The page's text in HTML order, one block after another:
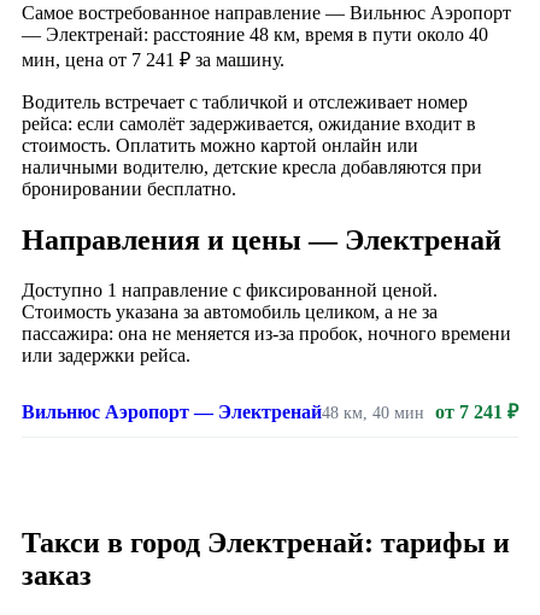
Самое востребованное направление — Вильнюс Аэропорт
— Электренай: расстояние 48 км, время в пути около 40
мин, цена от 7 241 ₽ за машину.
Водитель встречает с табличкой и отслеживает номер
рейса: если самолёт задерживается, ожидание входит в
стоимость. Оплатить можно картой онлайн или
наличными водителю, детские кресла добавляются при
бронировании бесплатно.
Направления и цены — Электренай
Доступно 1 направление с фиксированной ценой.
Стоимость указана за автомобиль целиком, а не за
пассажира: она не меняется из-за пробок, ночного времени
или задержки рейса.
Вильнюс Аэропорт — Электренай48 км, 40 мин от 7 241 ₽
Такси в город Электренай: тарифы и
заказ